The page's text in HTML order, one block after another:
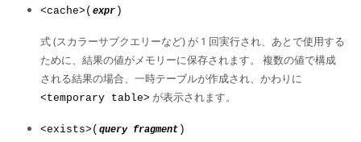
<cache>( expr )
式 (スカラーサブクエリーなど) が 1 回実行され、あとで使用する
ために、結果の値がメモリーに保存されます。 複数の値で構成
される結果の場合、一時テーブルが作成され、かわりに
<temporary table> が表示されます。
<exists>( query fragment )